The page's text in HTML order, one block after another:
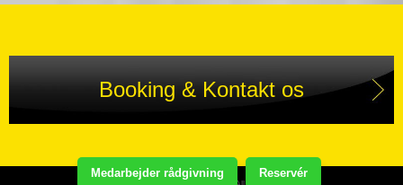
Medarbejder rådgivning Reservér
Booking & Kontakt os